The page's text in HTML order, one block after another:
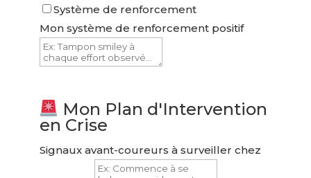
Système de renforcement
Mon système de renforcement positif
Mon Plan d'Intervention
en Crise
Signaux avant-coureurs à surveiller chez